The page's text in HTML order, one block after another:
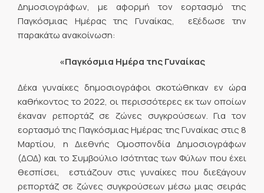
Δημοσιογράφων, με αφορμή τον εορτασμό της
Παγκόσμιας Ημέρας της Γυναίκας, εξέδωσε την
παρακάτω ανακοίνωση:
«Παγκόσμια Ημέρα της Γυναίκας
Δέκα γυναίκες δημοσιογράφοι σκοτώθηκαν εν ώρα
καθήκοντος το 2022, οι περισσότερες εκ των οποίων
έκαναν ρεπορτάζ σε ζώνες συγκρούσεων. Για τον
εορτασμό της Παγκόσμιας Ημέρας της Γυναίκας στις 8
Μαρτίου, η Διεθνής Ομοσπονδία Δημοσιογράφων
(ΔΟΔ) και το Συμβούλιο Ισότητας των Φύλων που έχει
θεσπίσει, εστιάζουν στις γυναίκες που διεξάγουν
ρεπορτάζ σε ζώνες συγκρούσεων μέσω μιας σειράς